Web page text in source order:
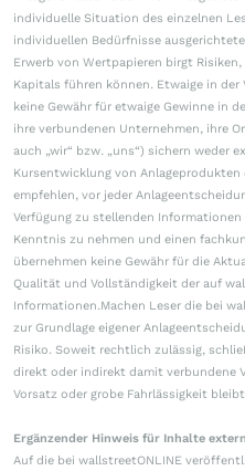
individuelle Situation des einzelnen
individuellen Bedürfnisse
Erwerb von Wertpapieren birgt
Kapitals führen können. Etwaige in der
keine Gewähr für etwaige Gewinne in
ihre verbundenen Unternehmen, ihre
auch „wir“ bzw. „uns“) sichern weder
Kursentwicklung von
empfehlen, vor jeder
Verfügung zu stellenden
Kenntnis zu nehmen und einen
übernehmen keine Gewähr für die
Qualität und Vollständigkeit der auf
Informationen.Machen Leser die bei
zur Grundlage eigener
Risiko. Soweit rechtlich zulässig,
direkt oder indirekt damit verbundene
Vorsatz oder grobe Fahrlässigkeit
Ergänzender Hinweis für Inhalte
Auf die bei wallstreetONLINE